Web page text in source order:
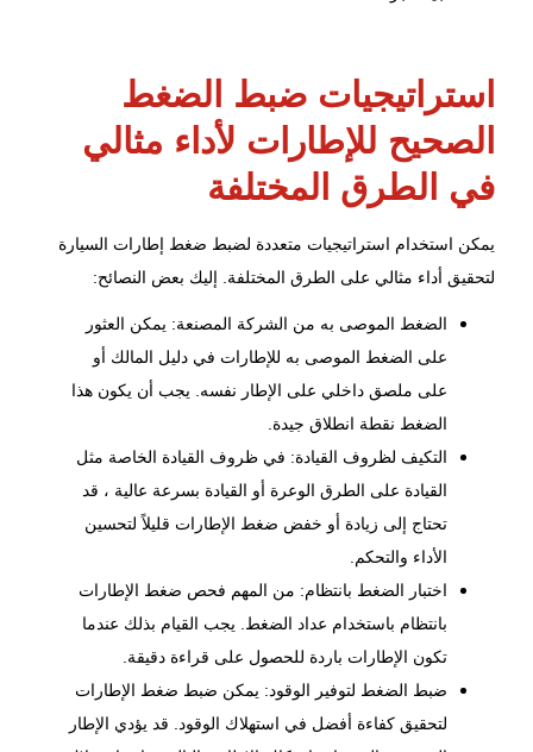
استراتيجيات ضبط الضغط
الصحيح للإطارات لأداء مثالي
في الطرق المختلفة
يمكن استخدام استراتيجيات متعددة لضبط ضغط إطارات السيارة
لتحقيق أداء مثالي على الطرق المختلفة. إليك بعض النصائح:
الضغط الموصى به من الشركة المصنعة: يمكن العثور
على الضغط الموصى به للإطارات في دليل المالك أو
على ملصق داخلي على الإطار نفسه. يجب أن يكون هذا
الضغط نقطة انطلاق جيدة.
التكيف لظروف القيادة: في ظروف القيادة الخاصة مثل
القيادة على الطرق الوعرة أو القيادة بسرعة عالية ، قد
تحتاج إلى زيادة أو خفض ضغط الإطارات قليلاً لتحسين
الأداء والتحكم.
اختبار الضغط بانتظام: من المهم فحص ضغط الإطارات
بانتظام باستخدام عداد الضغط. يجب القيام بذلك عندما
تكون الإطارات باردة للحصول على قراءة دقيقة.
ضبط الضغط لتوفير الوقود: يمكن ضبط ضغط الإطارات
لتحقيق كفاءة أفضل في استهلاك الوقود. قد يؤدي الإطار